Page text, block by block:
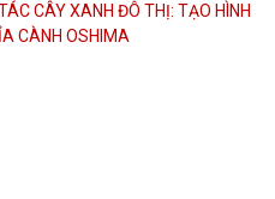
CÂY XANH ĐÔ THỊ: TẠO HÌNH
CÀNH OSHIMA